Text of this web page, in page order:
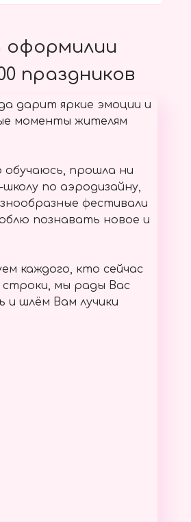
оформилии
праздников
дарит яркие эмоции и
моменты жителям
обучаюсь, прошла ни
по аэродизайну,
фестивали
познавать новое и
каждого, кто сейчас
мы рады Вас
и шлём Вам лучики